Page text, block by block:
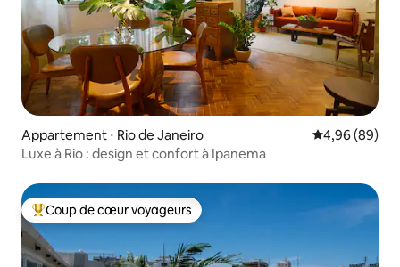
Appartement ⋅ Rio de Janeiro Évaluation
4,96 (89)
Luxe à Rio : design et confort à Ipanema
Coups de cœur voyageurs les plus appréciés
Coup de cœur voyageurs